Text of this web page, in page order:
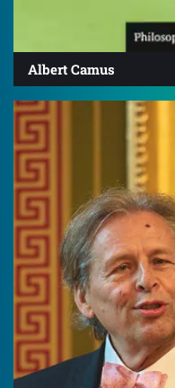
Albert Camus